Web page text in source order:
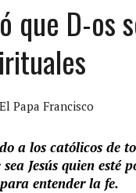
que D-os
El Papa Francisco
a los católicos de
Jesús quien esté
entender la fe.